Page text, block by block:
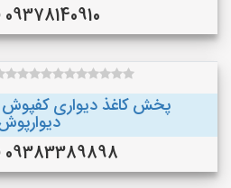
09378140910 (ایلام)
پخش کاغذ دیواری کفپوش
09383389898 (اصفهان)